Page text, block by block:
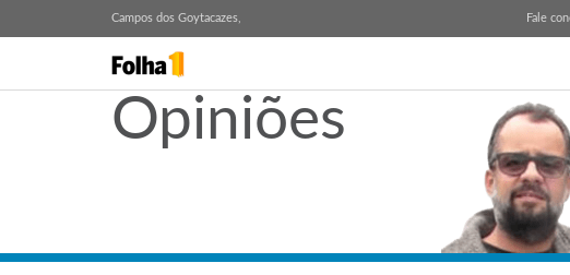
Campos dos Goytacazes, Fale
Opiniões